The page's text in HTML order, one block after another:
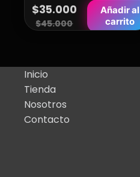
$45.000
Original
$45.000.
$35.000
Current
$35.000.
Añadir al
carrito
Inicio
Tienda
Nosotros
Contacto